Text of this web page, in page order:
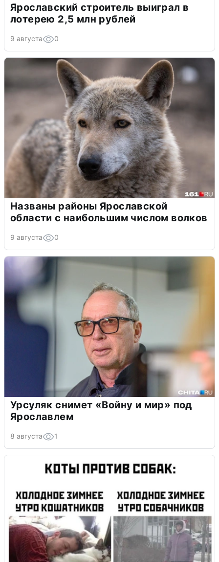
Ярославский строитель выиграл в
лотерею 2,5 млн рублей
9 августа 0
Названы районы Ярославской
области с наибольшим числом волков
9 августа 0
Урсуляк снимет «Войну и мир» под
Ярославлем
8 августа 1